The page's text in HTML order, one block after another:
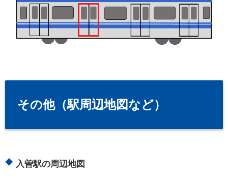
その他（駅周辺地図など）
入曽駅の周辺地図